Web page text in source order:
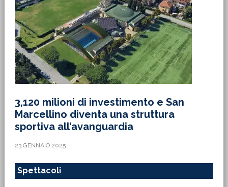
3,120 milioni di investimento e San
Marcellino diventa una struttura
sportiva all’avanguardia
23 GENNAIO 2025
Spettacoli